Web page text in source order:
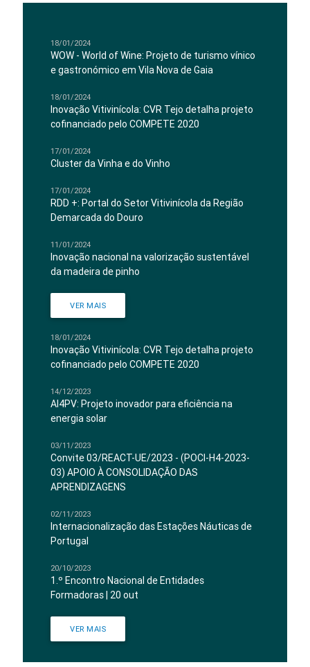
18/01/2024
WOW - World of Wine: Projeto de turismo vínico
e gastronómico em Vila Nova de Gaia
18/01/2024
Inovação Vitivinícola: CVR Tejo detalha projeto
cofinanciado pelo COMPETE 2020
17/01/2024
Cluster da Vinha e do Vinho
17/01/2024
RDD +: Portal do Setor Vitivinícola da Região
Demarcada do Douro
11/01/2024
Inovação nacional na valorização sustentável
da madeira de pinho
VER MAIS
18/01/2024
Inovação Vitivinícola: CVR Tejo detalha projeto
cofinanciado pelo COMPETE 2020
14/12/2023
AI4PV: Projeto inovador para eficiência na
energia solar
03/11/2023
Convite 03/REACT-UE/2023 - (POCI-H4-2023-
03) APOIO À CONSOLIDAÇÃO DAS
APRENDIZAGENS
02/11/2023
Internacionalização das Estações Náuticas de
Portugal
20/10/2023
1.º Encontro Nacional de Entidades
Formadoras | 20 out
VER MAIS